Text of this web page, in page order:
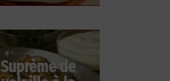
Suprème de